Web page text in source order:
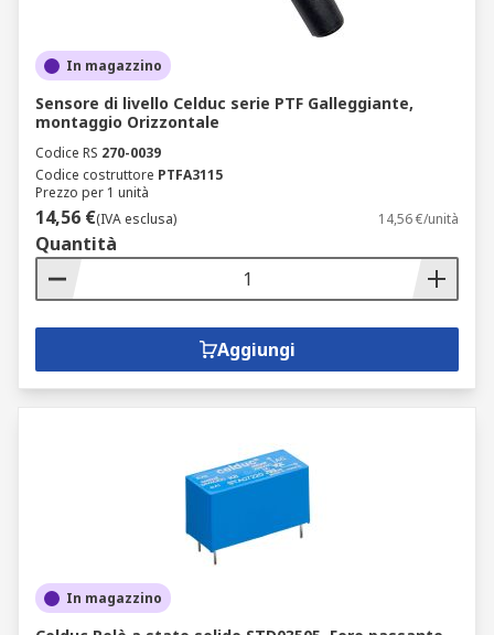
In magazzino
Sensore di livello Celduc serie PTF Galleggiante,
montaggio Orizzontale
Codice RS 270-0039
Codice costruttore PTFA3115
Prezzo per 1 unità
14,56 €(IVA esclusa) 14,56 €/unità
Quantità
Aggiungi
In magazzino